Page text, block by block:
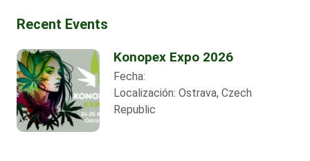
Recent Events
Konopex Expo 2026
Fecha:
Localización: Ostrava, Czech
Republic